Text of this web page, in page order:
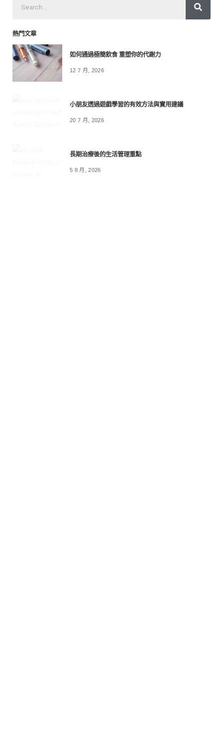
熱門文章
如何通過極簡飲食 重塑你的代謝力
12 7 月, 2026
小朋友透過遊戲學習的有效方法與實用建議
20 7 月, 2026
長期治療後的生活管理重點
5 8 月, 2026